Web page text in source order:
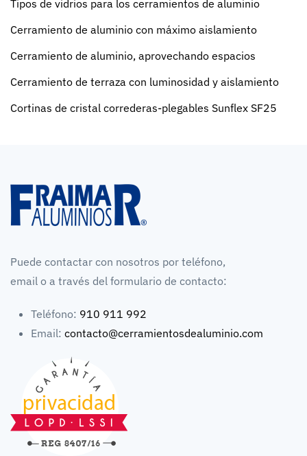
Tipos de vidrios para los cerramientos de aluminio
Cerramiento de aluminio con máximo aislamiento
Cerramiento de aluminio, aprovechando espacios
Cerramiento de terraza con luminosidad y aislamiento
Cortinas de cristal correderas-plegables Sunflex SF25
Puede contactar con nosotros por teléfono,
email o a través del formulario de contacto:
Teléfono: 910 911 992
Email: contacto@cerramientosdealuminio.com